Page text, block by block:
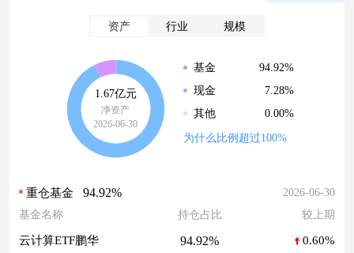
资产 行业 规模
1.67亿元
净资产
2026-06-30
基金
94.92%
现金
7.28%
其他
0.00%
为什么比例超过100%
重仓基金 94.92%
2026-06-30
基金名称
持仓占比 较上期
云计算ETF鹏华 94.92% 0.60%